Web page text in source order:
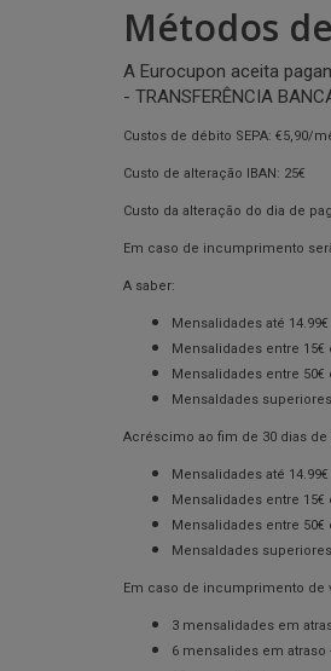
Métodos
A Eurocupon aceita
- TRANSFERÊNCIA
Custos de débito SEPA: €5,90/
Custo de alteração IBAN: 25€
Custo da alteração do dia de
Em caso de incumprimento
A saber:
Mensalidades até
Mensalidades entre 15€
Mensalidades entre 50€
Mensaldades
Acréscimo ao fim de 30 dias
Mensalidades até
Mensalidades entre 15€
Mensalidades entre 50€
Mensaldades
Em caso de incumprimento de
3 mensalidades em
6 mensalides em atraso